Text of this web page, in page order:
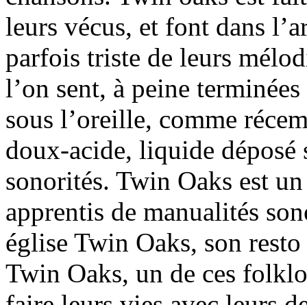
leurs vécus, et font dans
parfois triste de leurs
l’on sent, à peine
sous l’oreille, comme
doux-acide, liquide déposé
sonorités. Twin Oaks est
apprentis de manualités
église Twin Oaks, son
Twin Oaks, un de ces